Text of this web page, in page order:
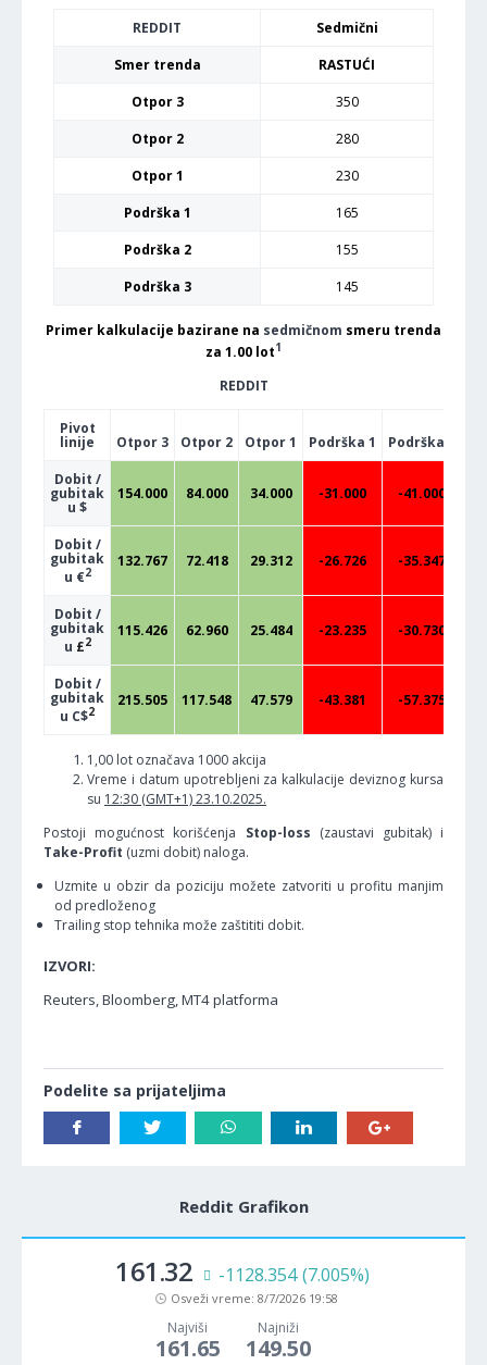
REDDIT
Sedmični
Smer trenda
RASTUĆI
Otpor 3
350
Otpor 2
280
Otpor 1
230
Podrška 1
165
Podrška 2
155
Podrška 3
145
Primer kalkulacije bazirane na sedmičnom smeru trenda
za 1.00 lot1
REDDIT
Pivot
linije Otpor 3 Otpor 2 Otpor 1 Podrška 1 Podrška 2
Dobit /
gubitak
u $
154.000 84.000 34.000 -31.000 -41.000
Dobit /
gubitak
u €2
132.767 72.418 29.312 -26.726 -35.347
Dobit /
gubitak
u £2
115.426 62.960 25.484 -23.235 -30.730
Dobit /
gubitak
u C$2
215.505 117.548 47.579 -43.381 -57.375
1,00 lot označava 1000 akcija
Vreme i datum upotrebljeni za kalkulacije deviznog kursa
su 12:30 (GMT+1) 23.10.2025.
Postoji mogućnost korišćenja Stop-loss (zaustavi gubitak) i
Take-Profit (uzmi dobit) naloga.
Uzmite u obzir da poziciju možete zatvoriti u profitu manjim
od predloženog
Trailing stop tehnika može zaštititi dobit.
IZVORI:
Reuters, Bloomberg, MT4 platforma
Podelite sa prijateljima
Reddit Grafikon
161.32 -1128.354 (7.005%)
Osveži vreme: 8/7/2026 19:58
Najviši
161.65
Najniži
149.50